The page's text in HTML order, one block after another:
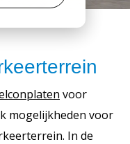
voor
mogelijkheden voor
In de